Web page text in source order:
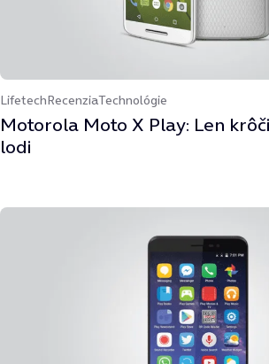
LifetechRecenziaTechnológie
Motorola Moto X Play: Len
lodi